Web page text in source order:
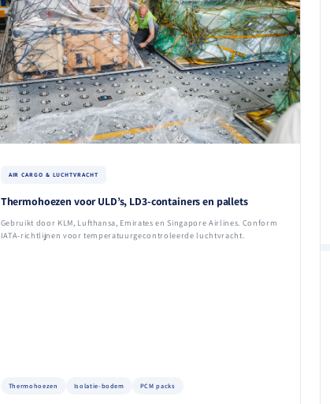
AIR CARGO & LUCHTVRACHT
Thermohoezen voor ULD’s, LD3-containers en pallets
Gebruikt door KLM, Lufthansa, Emirates en Singapore Airlines. Conform
IATA-richtlijnen voor temperatuurgecontroleerde luchtvracht.
Thermohoezen Isolatie-bodem PCM packs